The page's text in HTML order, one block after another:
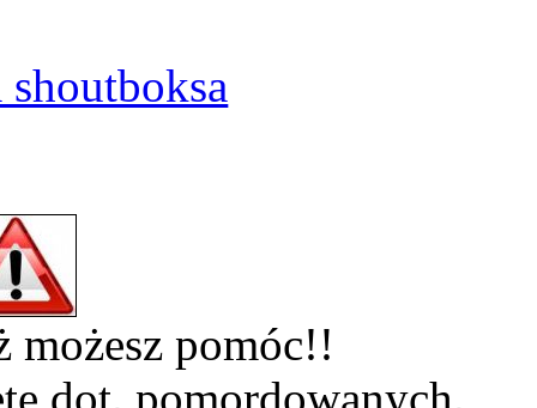
możesz pomóc!!